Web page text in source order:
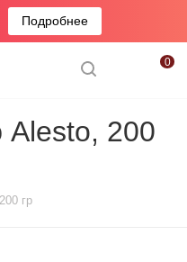
Подробнее
0
200
гр